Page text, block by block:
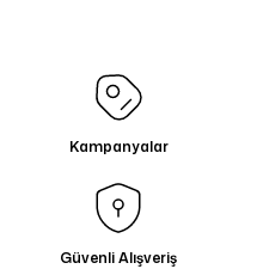
Kampanyalar
Güvenli Alışveriş